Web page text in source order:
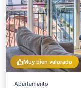
Muy bien valorado
Apartamento